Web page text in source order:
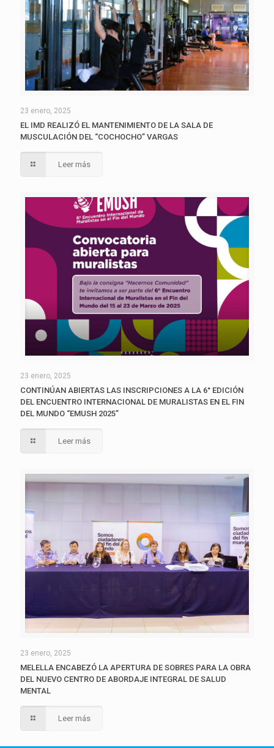
23 enero, 2025
EL IMD REALIZÓ EL MANTENIMIENTO DE LA SALA DE
MUSCULACIÓN DEL “COCHOCHO” VARGAS
Leer más
23 enero, 2025
CONTINÚAN ABIERTAS LAS INSCRIPCIONES A LA 6° EDICIÓN
DEL ENCUENTRO INTERNACIONAL DE MURALISTAS EN EL FIN
DEL MUNDO “EMUSH 2025”
Leer más
23 enero, 2025
MELELLA ENCABEZÓ LA APERTURA DE SOBRES PARA LA OBRA
DEL NUEVO CENTRO DE ABORDAJE INTEGRAL DE SALUD
MENTAL
Leer más